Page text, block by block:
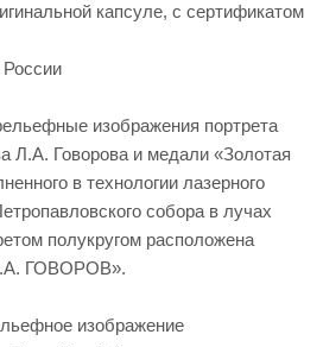
капсуле, с сертификатом
изображения портрета
Л.А. Говорова и медали «Золотая
в технологии лазерного
собора в лучах
полукругом расположена
ГОВОРОВ».
изображение